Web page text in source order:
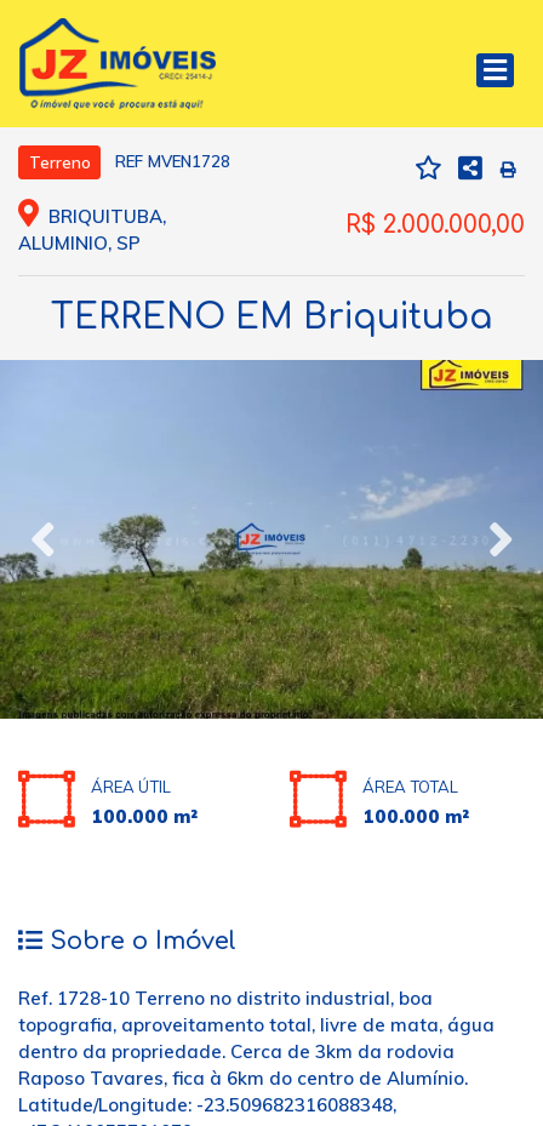
Terreno REF MVEN1728
BRIQUITUBA,
ALUMINIO, SP
R$ 2.000.000,00
TERRENO EM Briquituba
ÁREA ÚTIL
100.000 m²
ÁREA TOTAL
100.000 m²
Sobre o Imóvel
Ref. 1728-10 Terreno no distrito industrial, boa
topografia, aproveitamento total, livre de mata, água
dentro da propriedade. Cerca de 3km da rodovia
Raposo Tavares, fica à 6km do centro de Alumínio.
Latitude/Longitude: -23.509682316088348,